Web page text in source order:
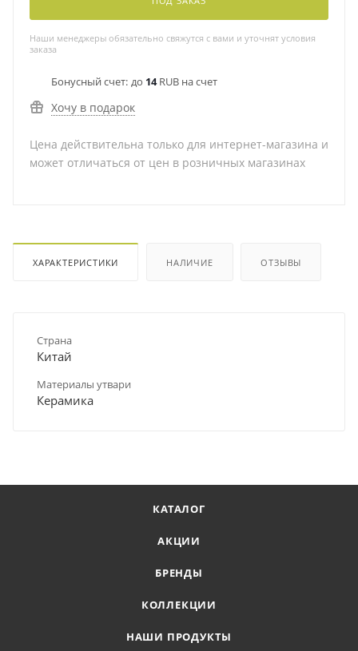
Наши менеджеры обязательно свяжутся с вами и уточнят условия
заказа
Бонусный счет: до 14RUB на счет
Хочу в подарок
Цена действительна только для интернет-магазина и
может отличаться от цен в розничных магазинах
ХАРАКТЕРИСТИКИ НАЛИЧИЕ ОТЗЫВЫ
Страна
Китай
Материалы утвари
Керамика
КАТАЛОГ
АКЦИИ
БРЕНДЫ
КОЛЛЕКЦИИ
НАШИ ПРОДУКТЫ